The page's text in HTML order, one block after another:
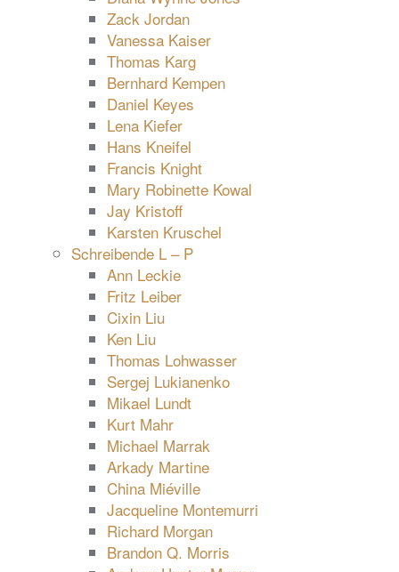
Zack Jordan
Vanessa Kaiser
Thomas Karg
Bernhard Kempen
Daniel Keyes
Lena Kiefer
Hans Kneifel
Francis Knight
Mary Robinette Kowal
Jay Kristoff
Karsten Kruschel
Schreibende L – P
Ann Leckie
Fritz Leiber
Cixin Liu
Ken Liu
Thomas Lohwasser
Sergej Lukianenko
Mikael Lundt
Kurt Mahr
Michael Marrak
Arkady Martine
China Miéville
Jacqueline Montemurri
Richard Morgan
Brandon Q. Morris